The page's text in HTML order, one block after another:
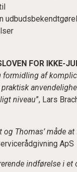
FOR IKKE-
formidling af
niveau”, Lars
og Thomas’ måde
ApS
indførelse i et